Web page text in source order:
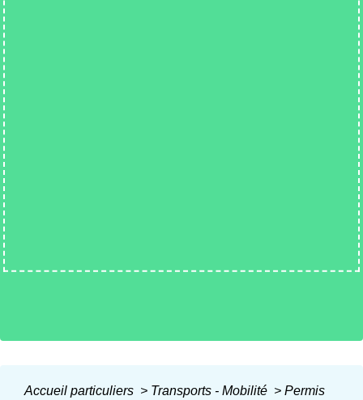
Accueil particuliers > Transports - Mobilité > Permis